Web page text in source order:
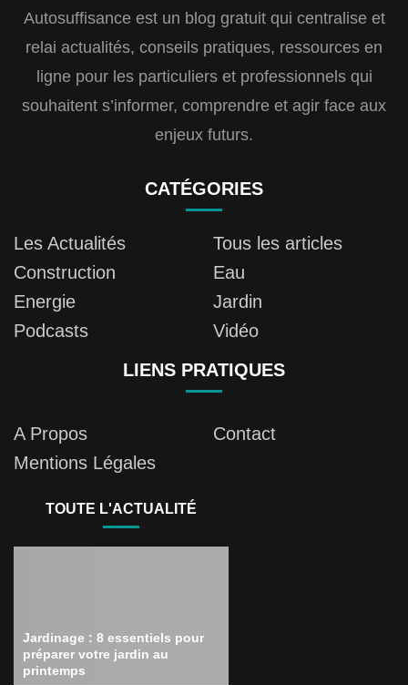
Autosuffisance est un blog gratuit qui centralise et
relai actualités, conseils pratiques, ressources en
ligne pour les particuliers et professionnels qui
souhaitent s’informer, comprendre et agir face aux
enjeux futurs.
CATÉGORIES
Les Actualités
Tous les articles
Construction
Eau
Energie
Jardin
Podcasts
Vidéo
LIENS PRATIQUES
A Propos
Contact
Mentions Légales
TOUTE L'ACTUALITÉ
Jardinage : 8 essentiels pour
préparer votre jardin au
printemps